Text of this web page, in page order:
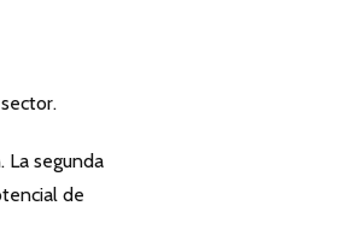
La segunda
de